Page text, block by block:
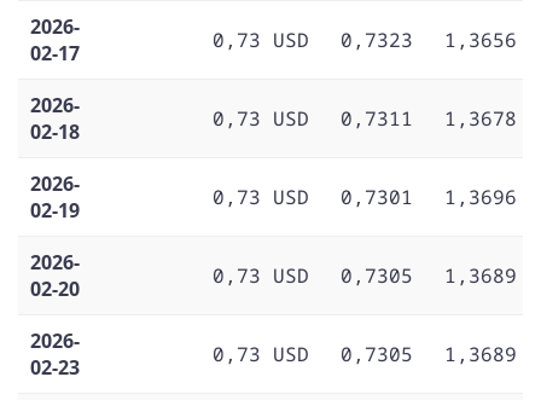
2026-
02-17
0,73 USD 0,7323 1,3656
2026-
02-18
0,73 USD 0,7311 1,3678
2026-
02-19
0,73 USD 0,7301 1,3696
2026-
02-20
0,73 USD 0,7305 1,3689
2026-
02-23
0,73 USD 0,7305 1,3689